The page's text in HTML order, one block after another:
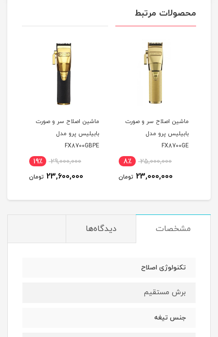
محصولات مرتبط
ماشین اصلاح سر و صورت
بابیلیس پرو مدل
FX8700GE
25,000,000 8٪
23,000,000 تومان
ماشین اصلاح سر و صورت
بابیلیس پرو مدل
FX8700GBPE
29,000,000 19٪
23,600,000 تومان
مشخصات دیدگاه‌ها
تکنولوژی اصلاح
برش مستقیم
جنس تیغه